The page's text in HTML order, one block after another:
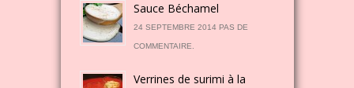
Sauce Béchamel
24 SEPTEMBRE 2014 PAS DE
COMMENTAIRE.
Verrines de surimi à la